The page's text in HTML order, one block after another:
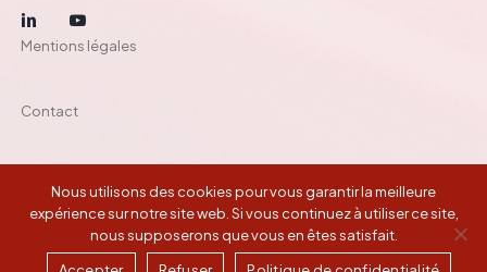
2026 Montefiore Investment
Contact
Mentions légales
Nous utilisons des cookies pour vous garantir la meilleure
expérience sur notre site web. Si vous continuez à utiliser ce site,
nous supposerons que vous en êtes satisfait.